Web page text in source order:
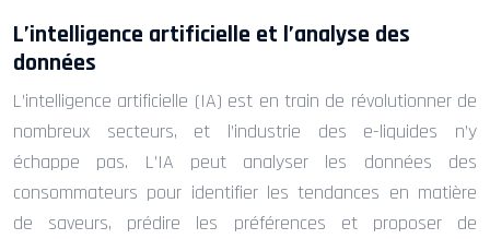
L’intelligence artificielle et l’analyse des
données
L’intelligence artificielle (IA) est en train de révolutionner de
nombreux secteurs, et l’industrie des e-liquides n’y
échappe pas. L’IA peut analyser les données des
consommateurs pour identifier les tendances en matière
de saveurs, prédire les préférences et proposer de